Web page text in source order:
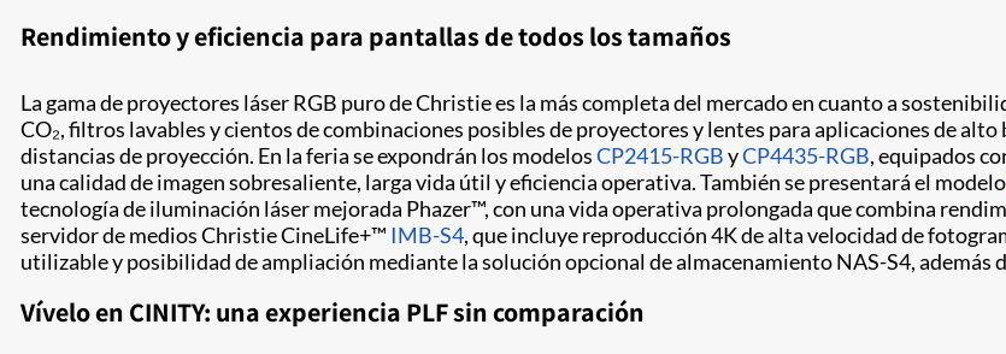
Rendimiento y eficiencia para pantallas de todos los tamaños
La gama de proyectores láser RGB puro de Christie es la más completa del mercado en cuanto a
CO₂, filtros lavables y cientos de combinaciones posibles de proyectores y lentes para aplicaciones de
distancias de proyección. En la feria se expondrán los modelosCP2415-RGByCP4435-RGB, equipados
una calidad de imagen sobresaliente, larga vida útil y eficiencia operativa. También se presentará el modelo
tecnología de iluminación láser mejorada Phazer™, con una vida operativa prolongada que combina
servidor de medios Christie CineLife+™ IMB-S4, que incluye reproducción 4K de alta velocidad de
utilizable y posibilidad de ampliación mediante la solución opcional de almacenamiento NAS-S4, además
Vívelo en CINITY: una experiencia PLF sin comparación